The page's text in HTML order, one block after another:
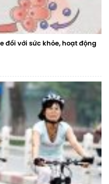
đối với sức khỏe, hoạt động